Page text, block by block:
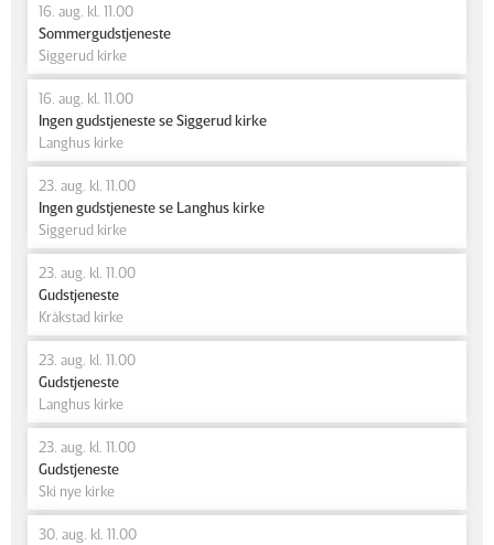
16. aug. kl. 11.00
Sommergudstjeneste
Siggerud kirke
16. aug. kl. 11.00
Ingen gudstjeneste se Siggerud kirke
Langhus kirke
23. aug. kl. 11.00
Ingen gudstjeneste se Langhus kirke
Siggerud kirke
23. aug. kl. 11.00
Gudstjeneste
Kråkstad kirke
23. aug. kl. 11.00
Gudstjeneste
Langhus kirke
23. aug. kl. 11.00
Gudstjeneste
Ski nye kirke
30. aug. kl. 11.00